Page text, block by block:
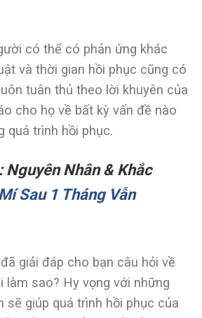
có thể có phản ứng khác
và thời gian hồi phục cũng có
tuân thủ theo lời khuyên của
cho họ về bất kỳ vấn đề nào
quá trình hồi phục.
Nguyên Nhân & Khắc
Sau 1 Tháng Vẫn
đã giải đáp cho bạn câu hỏi về
làm sao? Hy vọng với những
sẽ giúp quá trình hồi phục của